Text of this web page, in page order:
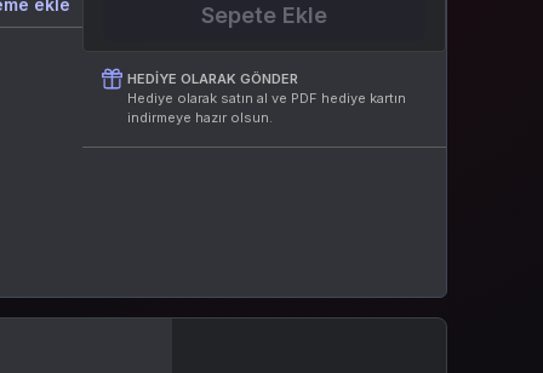
ekle Sepete Ekle
HEDIYE OLARAK GÖNDER
Hediye olarak satın al ve PDF hediye kartın
indirmeye hazır olsun.